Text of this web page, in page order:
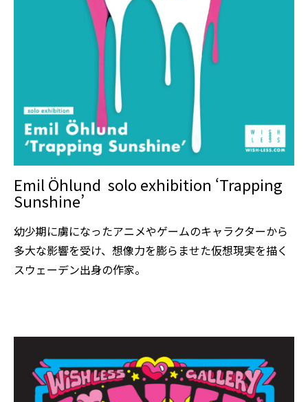
Emil Öhlund solo exhibition ‘Trapping
Sunshine’
幼少期に虜になったアニメやゲームのキャラクターから
多大な影響を受け、想像力を膨らませた仮想現実を描く
スウェーデン出身の作家。